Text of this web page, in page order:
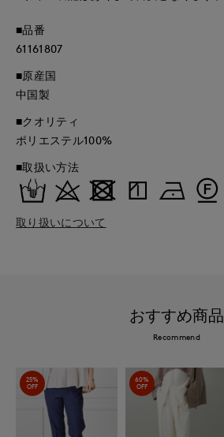
■品番
61161807
■原産国
中国製
■クオリティ
ポリエステル100%
■取扱い方法
取り扱いについて
おすすめ商品
Recommend
25%
OFF
60%
OFF